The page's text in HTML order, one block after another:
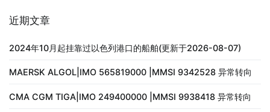
近期文章
2024年10月起挂靠过以色列港口的船舶(更新于2026-08-07)
MAERSK ALGOL|IMO 565819000 |MMSI 9342528 异常转向
CMA CGM TIGA|IMO 249400000 |MMSI 9938418 异常转向